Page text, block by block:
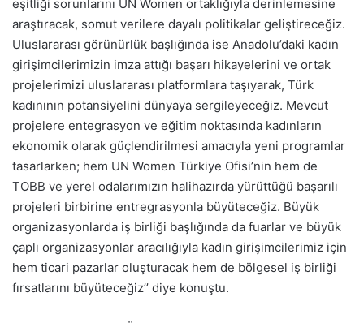
eşitliği sorunlarını UN Women ortaklığıyla derinlemesine
araştıracak, somut verilere dayalı politikalar geliştireceğiz.
Uluslararası görünürlük başlığında ise Anadolu’daki kadın
girişimcilerimizin imza attığı başarı hikayelerini ve ortak
projelerimizi uluslararası platformlara taşıyarak, Türk
kadınının potansiyelini dünyaya sergileyeceğiz. Mevcut
projelere entegrasyon ve eğitim noktasında kadınların
ekonomik olarak güçlendirilmesi amacıyla yeni programlar
tasarlarken; hem UN Women Türkiye Ofisi’nin hem de
TOBB ve yerel odalarımızın halihazırda yürüttüğü başarılı
projeleri birbirine entregrasyonla büyüteceğiz. Büyük
organizasyonlarda iş birliği başlığında da fuarlar ve büyük
çaplı organizasyonlar aracılığıyla kadın girişimcilerimiz için
hem ticari pazarlar oluşturacak hem de bölgesel iş birliği
fırsatlarını büyüteceğiz’’ diye konuştu.